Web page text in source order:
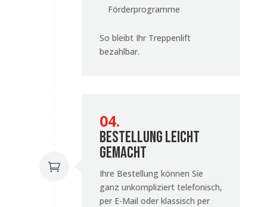
Förderprogramme
So bleibt Ihr Treppenlift
bezahlbar.

04.
Bestellung leicht
gemacht
Ihre Bestellung können Sie
ganz unkompliziert telefonisch,
per E-Mail oder klassisch per